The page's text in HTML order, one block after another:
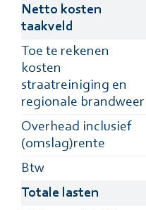
Netto kosten
taakveld
Toe te rekenen
kosten
straatreiniging en
regionale brandweer
Overhead inclusief
(omslag)rente
Btw
Totale lasten